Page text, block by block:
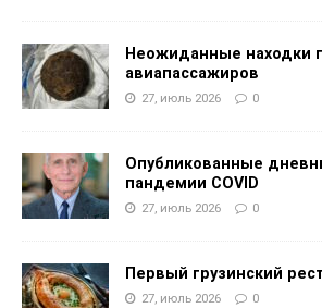
Неожиданные находки
авиапассажиров
27, июль 2026 0
Опубликованные
пандемии COVID
27, июль 2026 0
Первый грузинский
27, июль 2026 0